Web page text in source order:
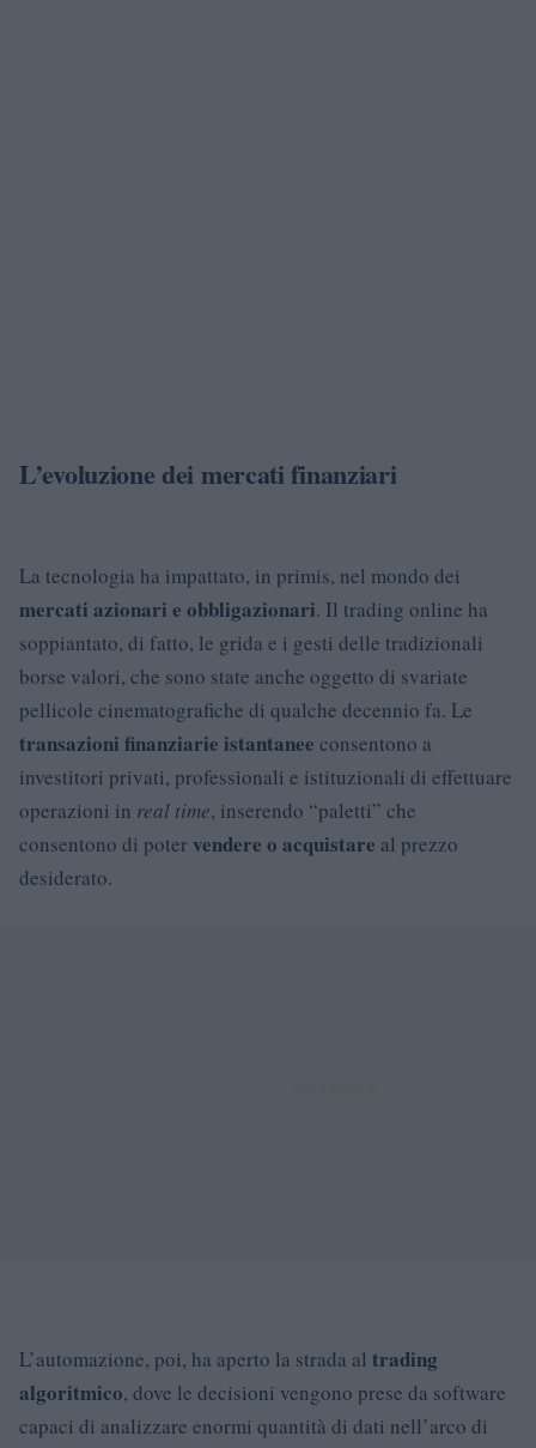
L’evoluzione dei mercati finanziari
La tecnologia ha impattato, in primis, nel mondo dei
mercati azionari e obbligazionari. Il trading online ha
soppiantato, di fatto, le grida e i gesti delle tradizionali
borse valori, che sono state anche oggetto di svariate
pellicole cinematografiche di qualche decennio fa. Le
transazioni finanziarie istantanee consentono a
investitori privati, professionali e istituzionali di effettuare
operazioni in real time, inserendo “paletti” che
consentono di poter vendere o acquistare al prezzo
desiderato.
L’automazione, poi, ha aperto la strada al trading
algoritmico, dove le decisioni vengono prese da software
capaci di analizzare enormi quantità di dati nell’arco di